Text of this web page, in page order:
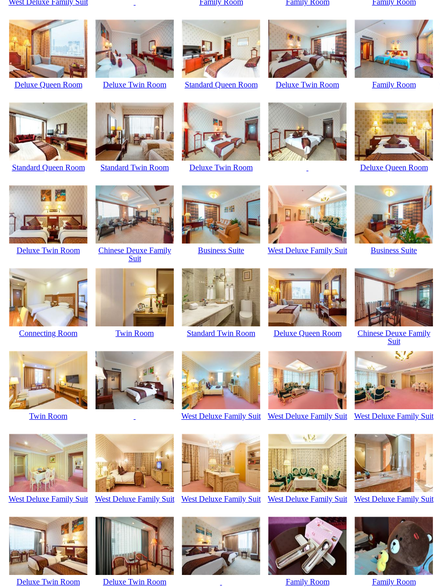
Deluxe Queen Room Deluxe Twin Room Standard Queen Room Deluxe Twin Room Family Room
Standard Queen Room Standard Twin Room Deluxe Twin Room Deluxe Queen Room
Deluxe Twin Room
Chinese Deuxe Family
Suit
Business Suite West Deluxe Family Suit Business Suite
Connecting Room Twin Room Standard Twin Room Deluxe Queen Room
Chinese Deuxe Family
Suit
Twin Room West Deluxe Family Suit West Deluxe Family Suit West Deluxe Family Suit
West Deluxe Family Suit West Deluxe Family Suit West Deluxe Family Suit West Deluxe Family Suit West Deluxe Family Suit
Deluxe Twin Room Deluxe Twin Room Family Room Family Room